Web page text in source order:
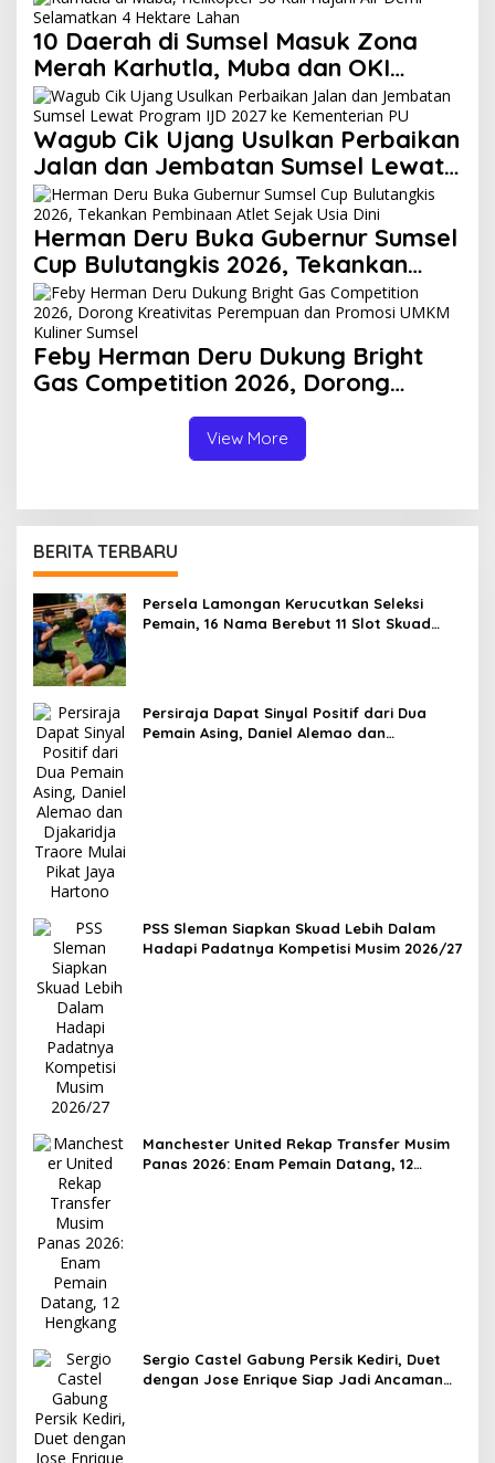
10 Daerah di Sumsel Masuk Zona
Merah Karhutla, Muba dan OKI
Catat Kejadian Terbanyak
Wagub Cik Ujang Usulkan Perbaikan
Jalan dan Jembatan Sumsel Lewat
Program IJD 2027 ke Kementerian
PU
Herman Deru Buka Gubernur Sumsel
Cup Bulutangkis 2026, Tekankan
Pembinaan Atlet Sejak Usia Dini
Feby Herman Deru Dukung Bright
Gas Competition 2026, Dorong
UMKM Kuliner Sumsel
View More
BERITA TERBARU
Persela Lamongan Kerucutkan Seleksi
Pemain, 16 Nama Berebut 11 Slot Skuad
Persiraja Dapat Sinyal Positif dari Dua
Pemain Asing, Daniel Alemao dan
PSS Sleman Siapkan Skuad Lebih Dalam
Hadapi Padatnya Kompetisi Musim 2026/27
Manchester United Rekap Transfer Musim
Panas 2026: Enam Pemain Datang, 12
Sergio Castel Gabung Persik Kediri, Duet
dengan Jose Enrique Siap Jadi Ancaman